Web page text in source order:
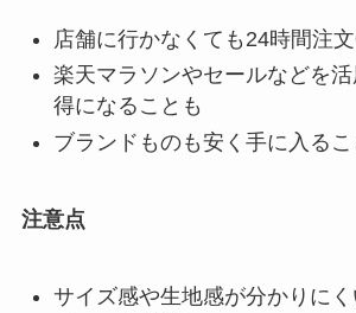
店舗に行かなくても24時間注
楽天マラソンやセールなどを
得になることも
ブランドものも安く手に入る
注意点
サイズ感や生地感が分かりにく